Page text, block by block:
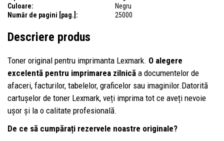
Culoare:
Negru
Număr de pagini [pag.]:
25000
Descriere produs
Toner original pentru imprimanta Lexmark. O alegere
excelentă pentru imprimarea zilnică a documentelor de
afaceri, facturilor, tabelelor, graficelor sau imaginilor.Datorită
cartușelor de toner Lexmark, veți imprima tot ce aveți nevoie
ușor și la o calitate profesională.
De ce să cumpărați rezervele noastre originale?